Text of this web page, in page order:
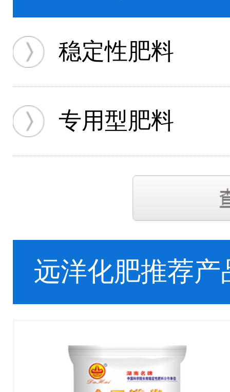
稳定性肥料
专用型肥料
远洋化肥推荐产